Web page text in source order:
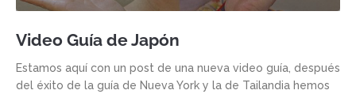
Video Guía de Japón
Estamos aquí con un post de una nueva video guía, después
del éxito de la guía de Nueva York y la de Tailandia hemos